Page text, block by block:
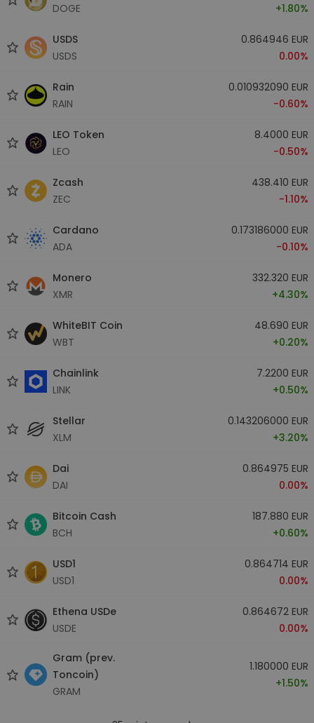
DOGE
+1.80%
USDS
USDS
0.864946 EUR
0.00%
Rain
RAIN
0.010932090 EUR
-0.60%
LEO Token
LEO
8.4000 EUR
-0.50%
Zcash
ZEC
438.410 EUR
-1.10%
Cardano
ADA
0.173186000 EUR
-0.10%
Monero
XMR
332.320 EUR
+4.30%
WhiteBIT Coin
WBT
48.690 EUR
+0.20%
Chainlink
LINK
7.2200 EUR
+0.50%
Stellar
XLM
0.143206000 EUR
+3.20%
Dai
DAI
0.864975 EUR
0.00%
Bitcoin Cash
BCH
187.880 EUR
+0.60%
USD1
USD1
0.864714 EUR
0.00%
Ethena USDe
USDE
0.864672 EUR
0.00%
Gram (prev.
Toncoin)
GRAM
1.180000 EUR
+1.50%